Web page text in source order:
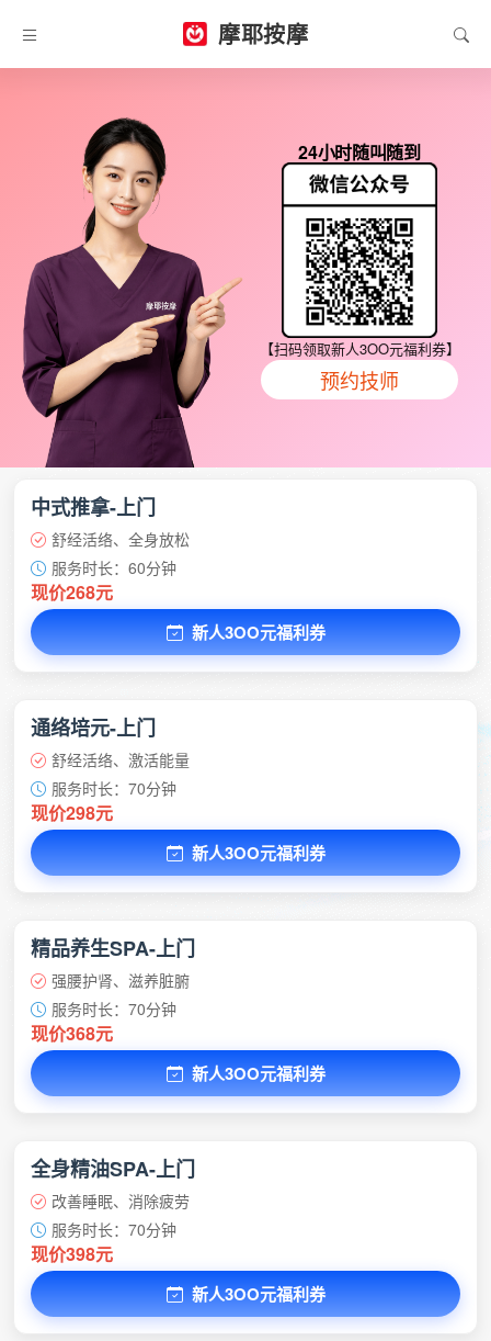
摩耶按摩
24小时随叫随到
【扫码领取新人3OO元福利券】
预约技师
中式推拿-上门
舒经活络、全身放松
服务时长：60分钟
现价268元
新人3OO元福利券
通络培元-上门
舒经活络、激活能量
服务时长：70分钟
现价298元
新人3OO元福利券
精品养生SPA-上门
强腰护肾、滋养脏腑
服务时长：70分钟
现价368元
新人3OO元福利券
全身精油SPA-上门
改善睡眠、消除疲劳
服务时长：70分钟
现价398元
新人3OO元福利券